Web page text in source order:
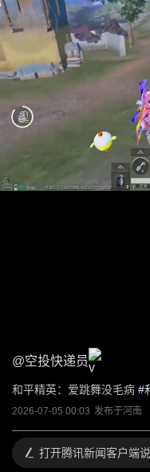
@空投快递员
和平精英：爱跳舞没毛病 #
2026-07-05 00:03 发布于河南
打开腾讯新闻客户端